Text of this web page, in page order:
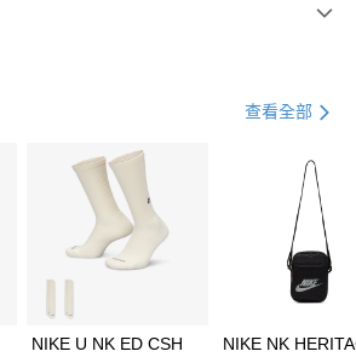
21家銀行
第一商業銀行
彰化商業銀行
查看全部
NIKE U NK ED CSH
NIKE NK